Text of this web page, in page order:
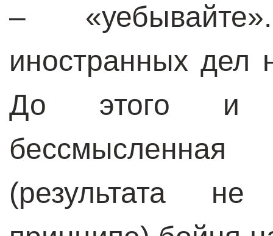
–
иностранных дел
До этого и
бессмысленная
(результата